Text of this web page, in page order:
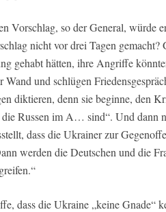
Vorschlag, so der General, würde
nicht vor drei Tagen
gehabt hätten, ihre Angriffe
Wand und schlügen
diktieren, denn sie beginne, den
die Russen im A… sind“. Und dann
dass die Ukrainer zur
werden die Deutschen und die
dass die Ukraine „keine Gnade“